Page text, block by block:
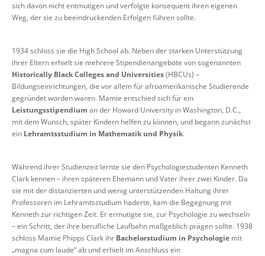
sich davon nicht entmutigen und verfolgte konsequent ihren eigenen
Weg, der sie zu beeindruckenden Erfolgen führen sollte.
1934 schloss sie die High School ab. Neben der starken Unterstützung
ihrer Eltern erhielt sie mehrere Stipendienangebote von sogenannten
Historically Black Colleges and Universities(HBCUs) –
Bildungseinrichtungen, die vor allem für afroamerikanische Studierende
gegründet worden waren. Mamie entschied sich für ein
Leistungsstipendium an der Howard University in Washington, D.C.,
mit dem Wunsch, später Kindern helfen zu können, und begann zunächst
ein Lehramtsstudium in Mathematik und Physik.
Während ihrer Studienzeit lernte sie den Psychologiestudenten Kenneth
Clark kennen – ihren späteren Ehemann und Vater ihrer zwei Kinder. Da
sie mit der distanzierten und wenig unterstützenden Haltung ihrer
Professoren im Lehramtsstudium haderte, kam die Begegnung mit
Kenneth zur richtigen Zeit. Er ermutigte sie, zur Psychologie zu wechseln
– ein Schritt, der ihre berufliche Laufbahn maßgeblich prägen sollte. 1938
schloss Mamie Phipps Clark ihr Bachelorstudium in Psychologie mit
„magna cum laude“ ab und erhielt im Anschluss ein